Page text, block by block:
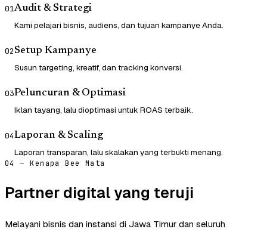
01Audit & Strategi
Kami pelajari bisnis, audiens, dan tujuan kampanye Anda.
02Setup Kampanye
Susun targeting, kreatif, dan tracking konversi.
03Peluncuran & Optimasi
Iklan tayang, lalu dioptimasi untuk ROAS terbaik.
04Laporan & Scaling
Laporan transparan, lalu skalakan yang terbukti menang.
04 — Kenapa Bee Mata
Partner digital yang teruji
Melayani bisnis dan instansi di Jawa Timur dan seluruh